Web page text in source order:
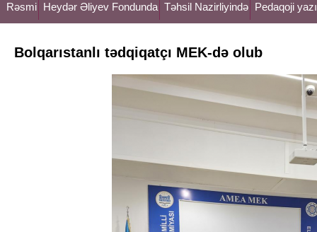
Rəsmi Heydər Əliyev Fondunda Təhsil Nazirliyində Pedaqoji
Bolqarıstanlı tədqiqatçı MEK-də olub